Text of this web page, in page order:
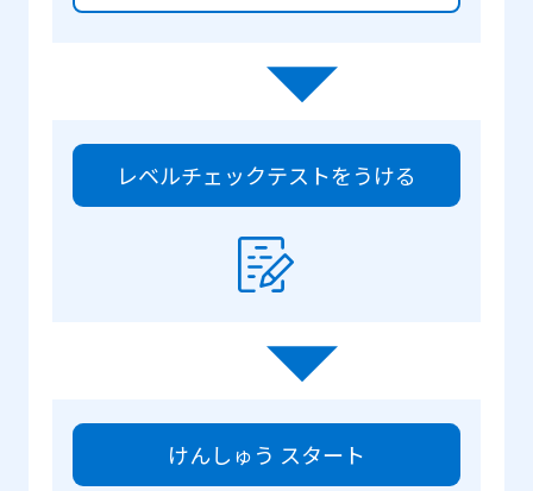
レベルチェックテストをうける
けんしゅう スタート